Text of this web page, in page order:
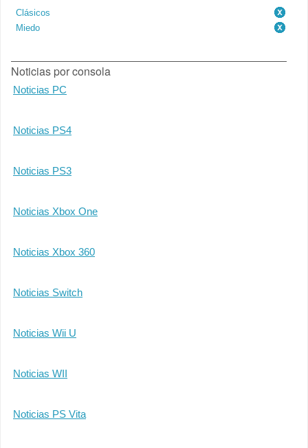
Clásicos
Miedo
Noticias por consola
Noticias PC
Noticias PS4
Noticias PS3
Noticias Xbox One
Noticias Xbox 360
Noticias Switch
Noticias Wii U
Noticias WII
Noticias PS Vita